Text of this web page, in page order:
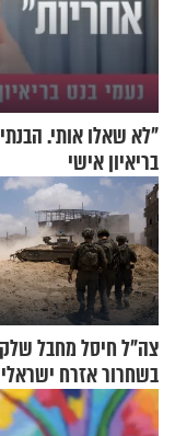
"לא שאלו אותי.
בריאיון אישי
צה"ל חיסל מחבל
בשחרור אזרח